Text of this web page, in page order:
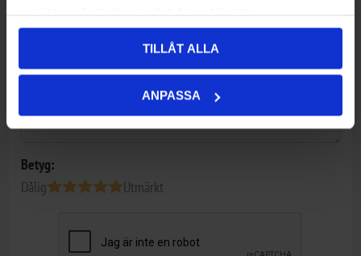
TILLÅT ALLA
ANPASSA
*
Betyg:
Dålig
Utmärkt